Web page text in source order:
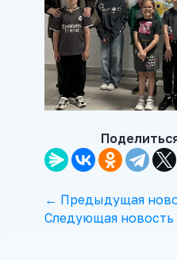
← Предыдущая
Следующая